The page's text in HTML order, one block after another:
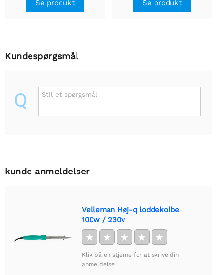
Se produkt Se produkt
Kundespørgsmål
Q Stil et spørgsmål
kunde anmeldelser
Velleman Høj-q loddekolbe
100w / 230v
★ ★ ★ ★ ★
Klik på en stjerne for at skrive din
anmeldelse